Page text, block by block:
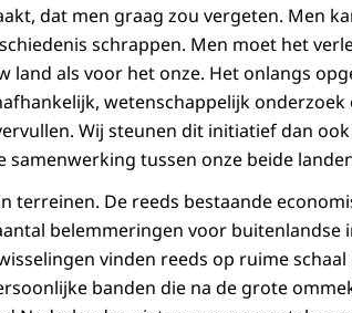
dat men graag zou vergeten. Men
schrappen. Men moet het
land als voor het onze. Het onlangs
wetenschappelijk
Wij steunen dit initiatief dan
tussen onze beide
terreinen. De reeds bestaande
belemmeringen voor buitenlandse
vinden reeds op ruime
banden die na de grote